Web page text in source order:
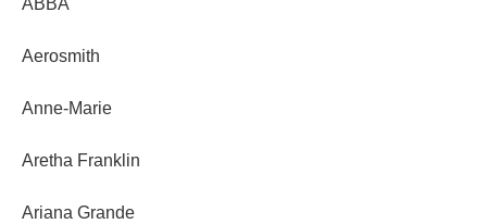
ABBA
Aerosmith
Anne-Marie
Aretha Franklin
Ariana Grande